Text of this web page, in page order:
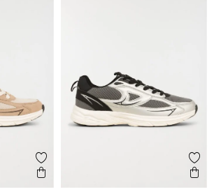
Ajouter aux favoris
Aperçu rapide